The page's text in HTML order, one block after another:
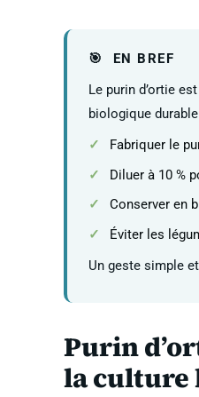
EN BREF
Le purin d’ortie
biologique
Fabriquer le
Diluer à 10 %
Conserver en
Éviter les
Un geste simple
Purin
la culture